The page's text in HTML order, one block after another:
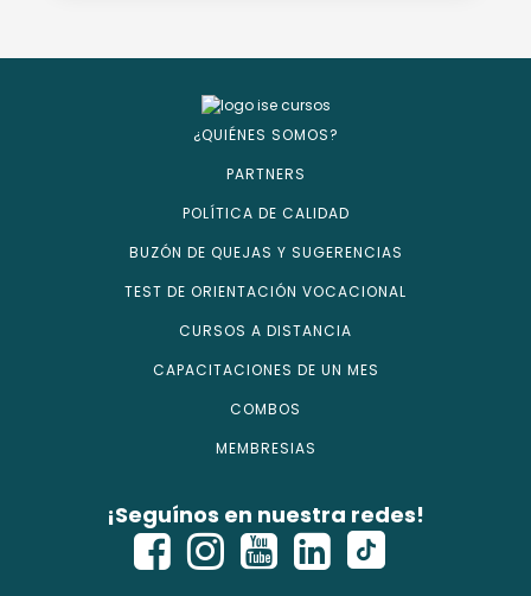
¿QUIÉNES SOMOS?
PARTNERS
POLÍTICA DE CALIDAD
BUZÓN DE QUEJAS Y SUGERENCIAS
TEST DE ORIENTACIÓN VOCACIONAL
CURSOS A DISTANCIA
CAPACITACIONES DE UN MES
COMBOS
MEMBRESIAS
¡Seguínos en nuestra redes!